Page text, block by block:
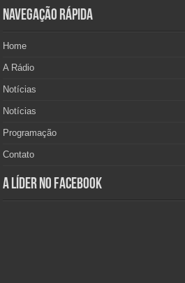
Navegação Rápida
Home
A Rádio
Notícias
Notícias
Programação
Contato
A Líder no Facebook